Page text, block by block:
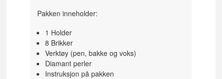
Pakken inneholder:
1 Holder
8 Brikker
Verktøy (pen, bakke og voks)
Diamant perler
Instruksjon på pakken